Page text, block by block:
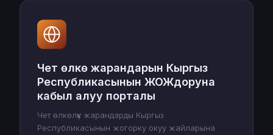
Чет өлкө жарандарын Кыргыз
Республикасынын ЖОЖдоруна
кабыл алуу порталы
Чет өлкөлүк жарандарды Кыргыз
Республикасынын жогорку окуу жайларына